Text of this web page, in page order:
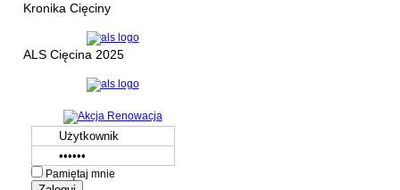
Kronika Cięciny
ALS Cięcina 2025
Pamiętaj mnie